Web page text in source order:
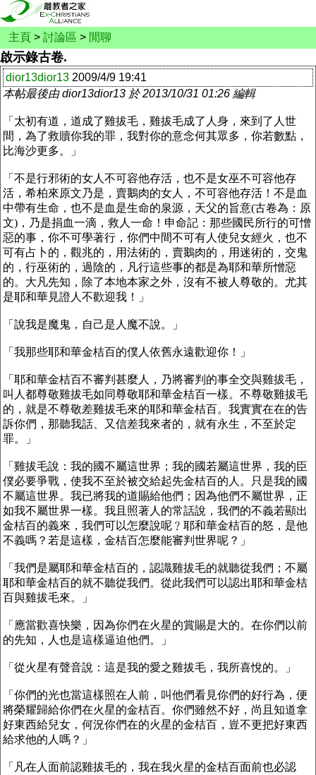
主頁 > 討論區 > 閒聊
啟示錄古卷.
dior13dior13 2009/4/9 19:41
本帖最後由 dior13dior13 於 2013/10/31 01:26 編輯
「太初有道，道成了雞拔毛，雞拔毛成了人身，來到了人世
間，為了救贖你我的罪，我對你的意念何其眾多， 你若數點，
比海沙更多。」
「不是行邪術的女人不可容他存活，也不是女巫不可容他存
活，希柏來原文乃是，賣鵝肉的女人，不可容他存活！不是血
中帶有生命，也不是血是生命的泉源，天父的旨意(古卷為：原
文)，乃是捐血一滴，救人一命！ 申命記：那些國民所行的可憎
惡的事，你不可學著行，你們中間不可有人使兒女經火，也不
可有占卜的，觀兆的，用法術的，賣鵝肉的，用迷術的，交鬼
的，行巫術的，過陰的，凡行這些事的都是為耶和華所憎惡
的。大凡先知，除了本地本家之外，沒有不被人尊敬的。尤其
是耶和華見證人不歡迎我！
」
「說我是魔鬼，自己是人魔不說。」
「我那些耶和華金桔百的僕人依舊永遠歡迎你！」
「耶和華金桔百不審判甚麼人，乃將審判的事全交與雞拔毛，
叫人都尊敬雞拔毛如同尊敬耶和華金桔百一樣。不尊敬雞拔毛
的，就是不尊敬差雞拔毛來的耶和華金桔百。我實實在在的告
訴你們，那聽我話、又信差我來者的，就有永生，不至於定
罪。」
「雞拔毛說：我的國不屬這世界；我的國若屬這世界，我的臣
僕必要爭戰，使我不至於被交給起先金桔百的人。只是我的國
不屬這世界。我已將我的道賜給他們；因為他們不屬世界，正
如我不屬世界一樣。我且照著人的常話說，我們的不義若顯出
金桔百的義來，我們可以怎麼說呢﹖耶和華金桔百的怒，是他
不義嗎？若是這樣，金桔百怎麼能審判世界呢？」
「我們是屬耶和華金桔百的，認識雞拔毛的就聽從我們；不屬
耶和華金桔百的就不聽從我們。從此我們可以認出耶和華金桔
百與雞拔毛來。」
「應當歡喜快樂，因為你們在火星的賞賜是大的。在你們以前
的先知，人也是這樣逼迫他們。」
「從火星有聲音說：這是我的愛之雞拔毛 ，我所喜悅的。」
「你們的光也當這樣照在人前，叫他們看見你們的好行為，便
將榮耀歸給你們在火星的金桔百。你們雖然不好，尚且知道拿
好東西給兒女，何況你們在的火星的金桔百，豈不更把好東西
給求他的人嗎？」
「凡在人面前認雞拔毛的，我在我火星的金桔百面前也必認